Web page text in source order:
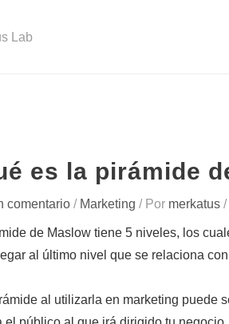
es la pirámide
comentario / Marketing / Por merkatus /
de Maslow tiene 5 niveles, los
al último nivel que se relaciona
al utilizarla en marketing puede